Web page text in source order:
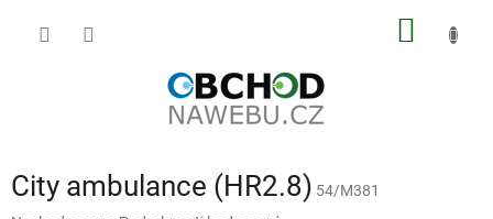
City ambulance (HR2.8) 54/M381